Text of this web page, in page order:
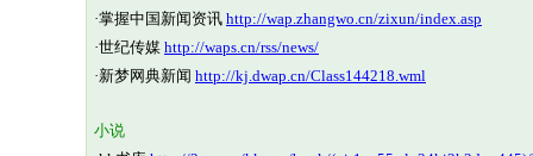
·掌握中国新闻资讯 http://wap.zhangwo.cn/zixun/index.asp
·世纪传媒 http://waps.cn/rss/news/
·新梦网典新闻 http://kj.dwap.cn/Class144218.wml
小说